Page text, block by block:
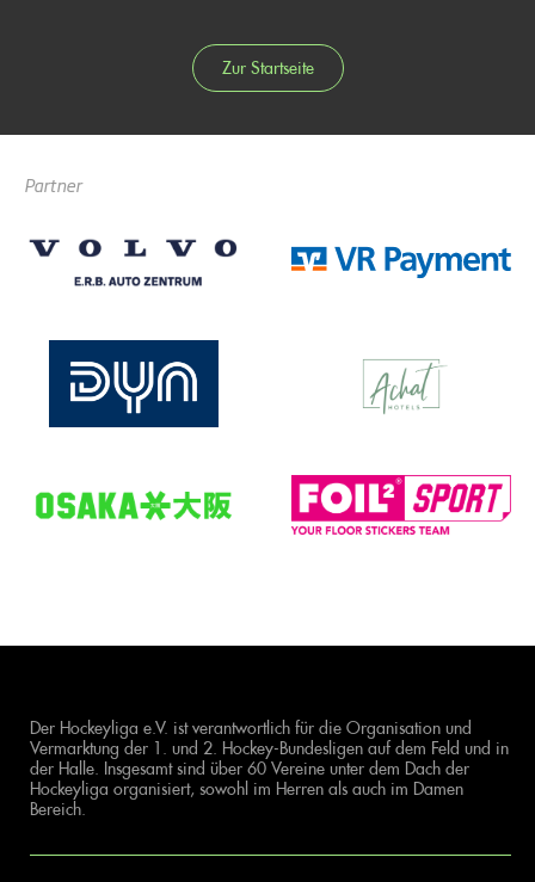
Zur Startseite
Partner
Der Hockeyliga e.V. ist verantwortlich für die Organisation und
Vermarktung der 1. und 2. Hockey-Bundesligen auf dem Feld und in
der Halle. Insgesamt sind über 60 Vereine unter dem Dach der
Hockeyliga organisiert, sowohl im Herren als auch im Damen
Bereich.